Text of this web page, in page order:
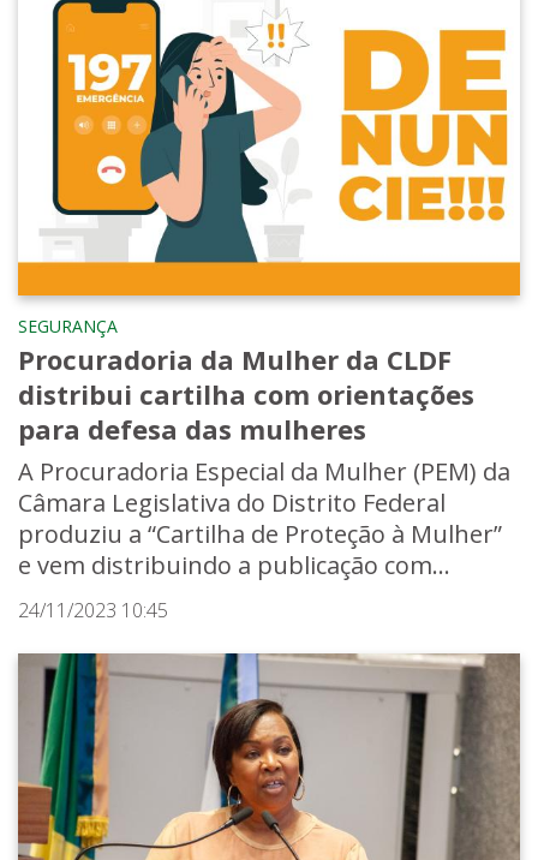
SEGURANÇA
Procuradoria da Mulher da CLDF
distribui cartilha com orientações
para defesa das mulheres
A Procuradoria Especial da Mulher (PEM) da
Câmara Legislativa do Distrito Federal
produziu a “Cartilha de Proteção à Mulher”
e vem distribuindo a publicação com...
24/11/2023 10:45